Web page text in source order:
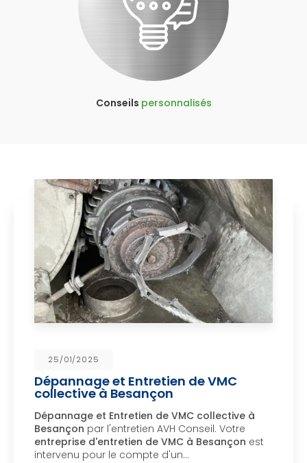
Conseils personnalisés
25/01/2025
Dépannage et Entretien de VMC
collective à Besançon
Dépannage et Entretien de VMC collective à
Besançon par l'entretien AVH Conseil. Votre
entreprise d'entretien de VMC à Besançon est
intervenu pour le compte d'un…